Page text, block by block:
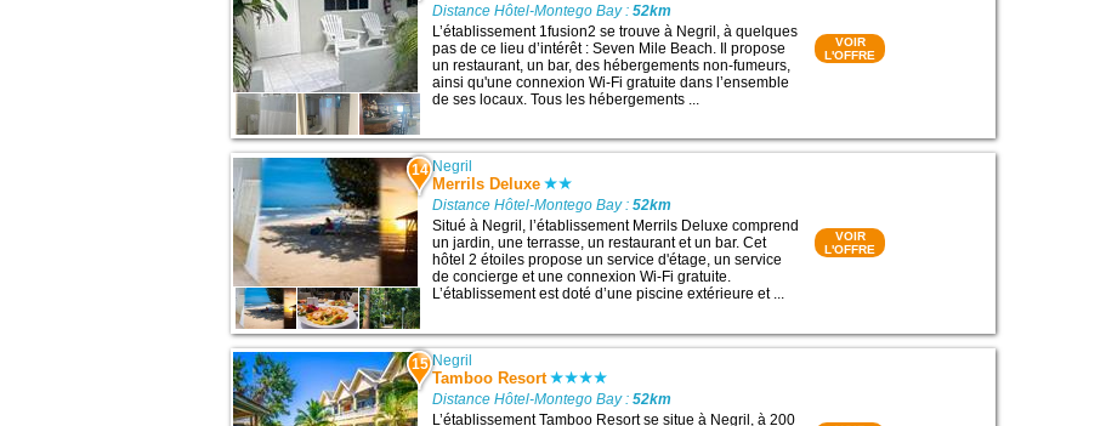
Distance Hôtel-Montego Bay :52km
L’établissement 1fusion2 se trouve à Negril, à quelques
pas de ce lieu d’intérêt : Seven Mile Beach. Il propose
un restaurant, un bar, des hébergements non-fumeurs,
ainsi qu'une connexion Wi-Fi gratuite dans l’ensemble
de ses locaux. Tous les hébergements ...
VOIR
L'OFFRE
14 Negril
Merrils Deluxe
Distance Hôtel-Montego Bay :52km
Situé à Negril, l’établissement Merrils Deluxe comprend
un jardin, une terrasse, un restaurant et un bar. Cet
hôtel 2 étoiles propose un service d'étage, un service
de concierge et une connexion Wi-Fi gratuite.
L’établissement est doté d’une piscine extérieure et ...
VOIR
L'OFFRE
15 Negril
Tamboo Resort
Distance Hôtel-Montego Bay :52km
L’établissement Tamboo Resort se situe à Negril, à 200